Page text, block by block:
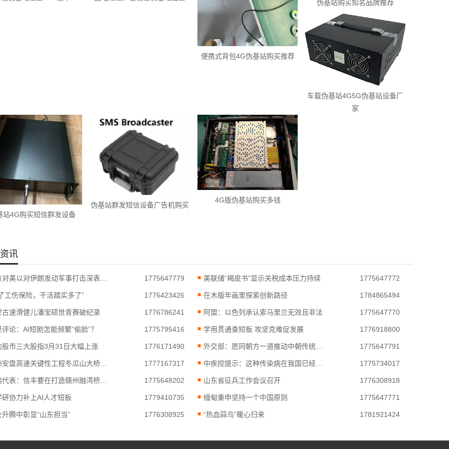
便携式背包4G伪基站购买推荐
伪基站购买知名品牌推荐
车载伪基站4G5G伪基站设备厂
家
站4G购买短信群发设备
伪基站群发短信设备广告机购买
4G版伪基站购买多钱
讯
1775647779 美联储“褐皮书”显示关税成本压力持续 1775647772
工伤保险，干活踏实多了” 1776423426 在木版年画里探索创新路径 1784865494
古速滑健儿潘宝硕世青赛破纪录 1776786241 阿盟：以色列承认索马里兰无效且非法 1775647770
论：AI短剧怎能频繁“偷脸”？ 1775795416 学用贯通查短板 攻坚克难促发展 1776918800
股市三大股指3月31日大幅上涨 1776171490 外交部：愿同朝方一道推动中朝传统友好合作关 1775647791
1777167317 中疾控提示：这种传染病在我国已经消除，但境 1775734017
1775648202 山东省征兵工作会议召开 1776308918
研协力补上AI人才短板 1779410735 缅甸重申坚持一个中国原则 1775647771
升腾中彰显“山东担当” 1776308925 “热血蒜鸟”暖心归来 1781921424